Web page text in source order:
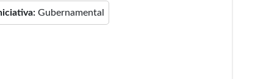
Gubernamental